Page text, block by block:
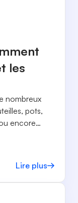
les
nombreux
pots,
encore
Lire plus